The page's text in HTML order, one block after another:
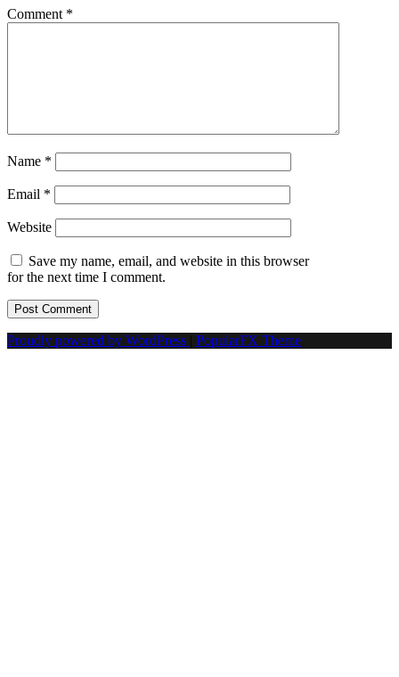
Comment *
Name *
Email *
Website
Save my name, email, and website in this browser
for the next time I comment.
Proudly powered by WordPress PopularFX Theme